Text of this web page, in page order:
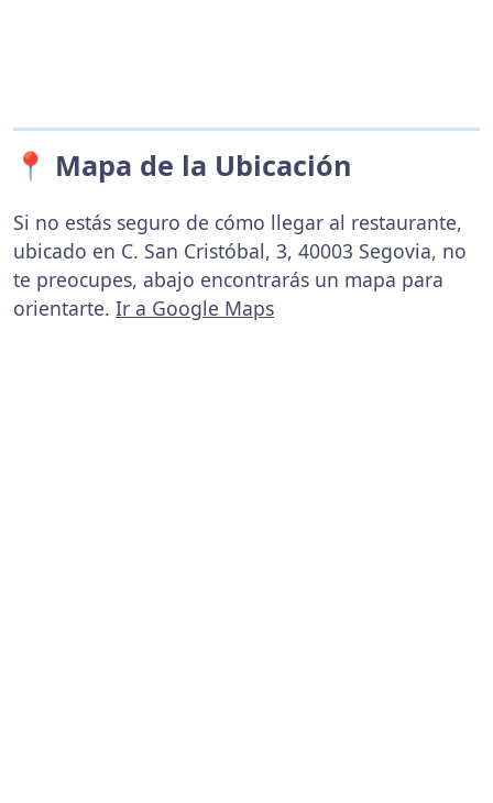
📍 Mapa de la Ubicación
Si no estás seguro de cómo llegar al restaurante,
ubicado en C. San Cristóbal, 3, 40003 Segovia, no
te preocupes, abajo encontrarás un mapa para
orientarte. Ir a Google Maps